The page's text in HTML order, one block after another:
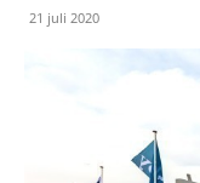
21 juli 2020